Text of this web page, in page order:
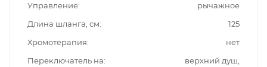
Управление
рычажное
Длина шланга, см
125
Хромотерапия
нет
Переключатель на
верхний душ,